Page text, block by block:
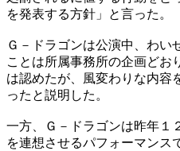
を発表する方針」と言った。
Ｇ－ドラゴンは公演中、わい
ことは所属事務所の企画どお
は認めたが、風変わりな内容
ったと説明した。
一方、Ｇ－ドラゴンは昨年１
を連想させるパフォーマンス